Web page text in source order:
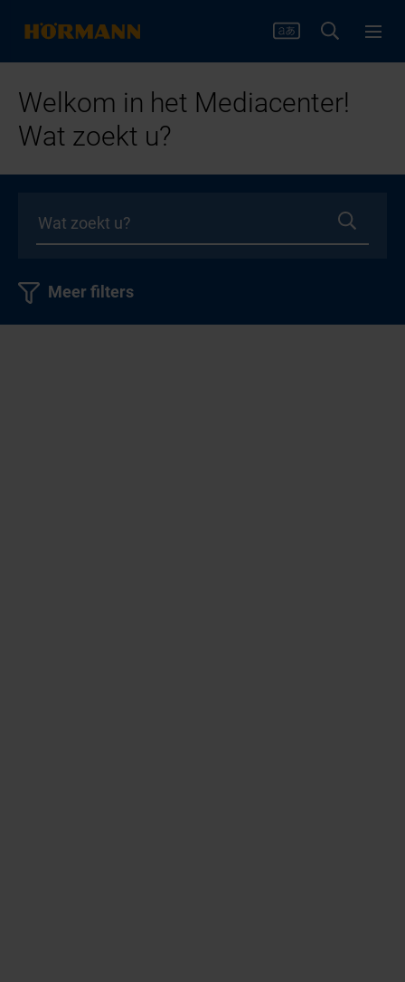
Welkom in het Mediacenter!
Wat zoekt u?
Meer filters